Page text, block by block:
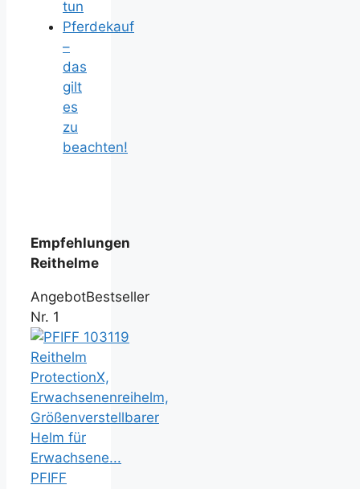
tun
Pferdekauf
–
das
gilt
es
zu
beachten!
Empfehlungen
Reithelme
AngebotBestseller
Nr. 1
PFIFF